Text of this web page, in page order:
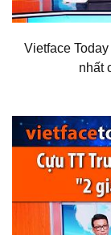
Vietface
nhất